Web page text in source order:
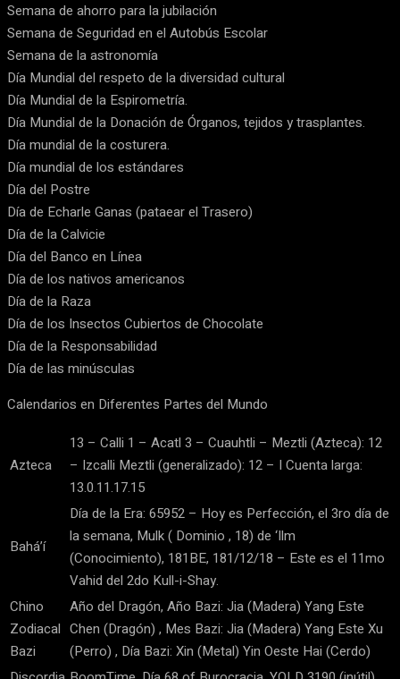
Semana de ahorro para la jubilación
Semana de Seguridad en el Autobús Escolar
Semana de la astronomía
Día Mundial del respeto de la diversidad cultural
Día Mundial de la Espirometría.
Día Mundial de la Donación de Órganos, tejidos y trasplantes.
Día mundial de la costurera.
Día mundial de los estándares
Día del Postre
Día de Echarle Ganas (pataear el Trasero)
Día de la Calvicie
Día del Banco en Línea
Día de los nativos americanos
Día de la Raza
Día de los Insectos Cubiertos de Chocolate
Día de la Responsabilidad
Día de las minúsculas
Calendarios en Diferentes Partes del Mundo
Azteca
13 – Calli 1 – Acatl 3 – Cuauhtli – Meztli (Azteca): 12
– Izcalli Meztli (generalizado): 12 – I Cuenta larga:
13.0.11.17.15
Bahá’í
Día de la Era: 65952 – Hoy es Perfección, el 3ro día de
la semana, Mulk ( Dominio , 18) de ‘Ilm
(Conocimiento), 181BE, 181/12/18 – Este es el 11mo
Vahid del 2do Kull-i-Shay.
Chino
Zodiacal
Bazi
Año del Dragón, Año Bazi: Jia (Madera) Yang Este
Chen (Dragón) , Mes Bazi: Jia (Madera) Yang Este Xu
(Perro) , Día Bazi: Xin (Metal) Yin Oeste Hai (Cerdo)